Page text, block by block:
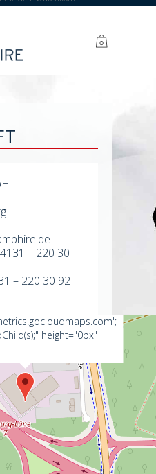
0
– 220 30
– 220 30 92
height="0px"